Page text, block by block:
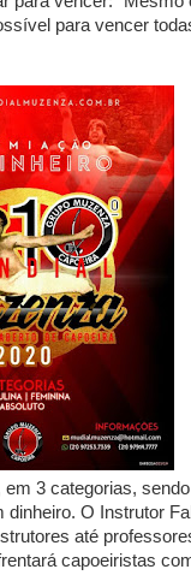
para vencer
3 categorias,
dinheiro. O Instrutor
até
capoeiristas